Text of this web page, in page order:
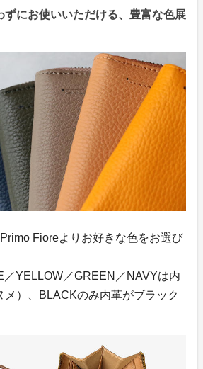
ずにお使いいただける、豊富な色展
Fioreよりお好きな色をお選び
／YELLOW／GREEN／NAVYは内
メ）、BLACKのみ内革がブラック